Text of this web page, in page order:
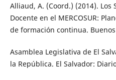
Alliaud, A. (Coord.) (2014). Los
Docente en el MERCOSUR:
de formación continua. Buenos
Asamblea Legislativa de El
la República. El Salvador: